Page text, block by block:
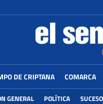
DE CRIPTANA COMARCA
GENERAL POLÍTICA